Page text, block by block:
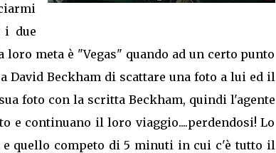
i due
meta è "Vegas" quando ad un certo punto
David Beckham di scattare una foto a lui ed il
foto con la scritta Beckham, quindi l'agente
e continuano il loro viaggio....perdendosi! Lo
quello competo di 5 minuti in cui c'è tutto il